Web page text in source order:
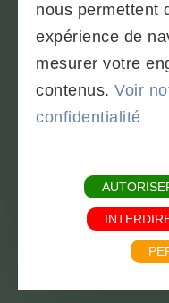
nous permettent
expérience de
mesurer votre
contenus. Voir
confidentialité